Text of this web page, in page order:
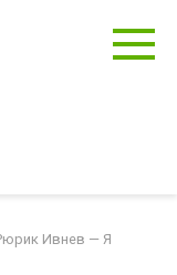
Ивнев — Я